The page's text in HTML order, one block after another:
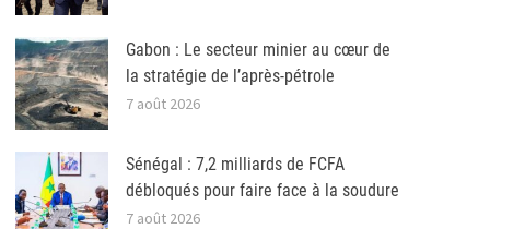
Gabon : Le secteur minier au cœur de
la stratégie de l’après-pétrole
7 août 2026
Sénégal : 7,2 milliards de FCFA
débloqués pour faire face à la soudure
7 août 2026